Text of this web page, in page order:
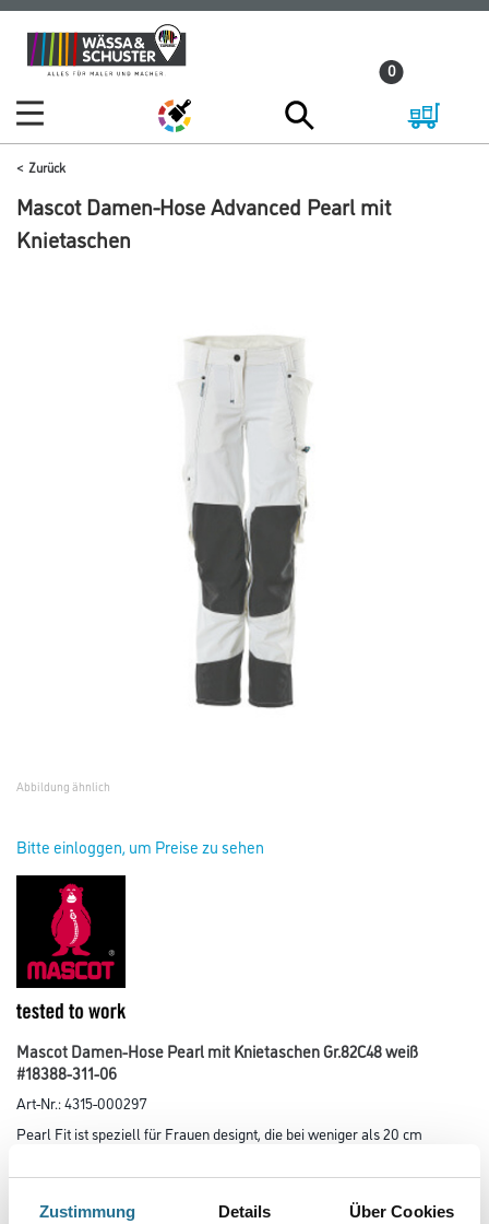
Zustimmung Details Über Cookies
Zum
Inhalt
Zum
Navigationsmenü
0
Zurück
Mascot Damen-Hose Advanced Pearl mit
Knietaschen
Abbildung ähnlich
Bitte einloggen, um Preise zu sehen
Mascot Damen-Hose Pearl mit Knietaschen Gr.82C48 weiß
#18388-311-06
Art-Nr.:4315-000297
Pearl Fit ist speziell für Frauen designt, die bei weniger als 20 cm
Stretchstoff ist in alle Richtungen elastisch und bietet eine unübertroffene
multifunktionelle Stretchstoff kombiniert ein niedriges Gewicht mit sehr